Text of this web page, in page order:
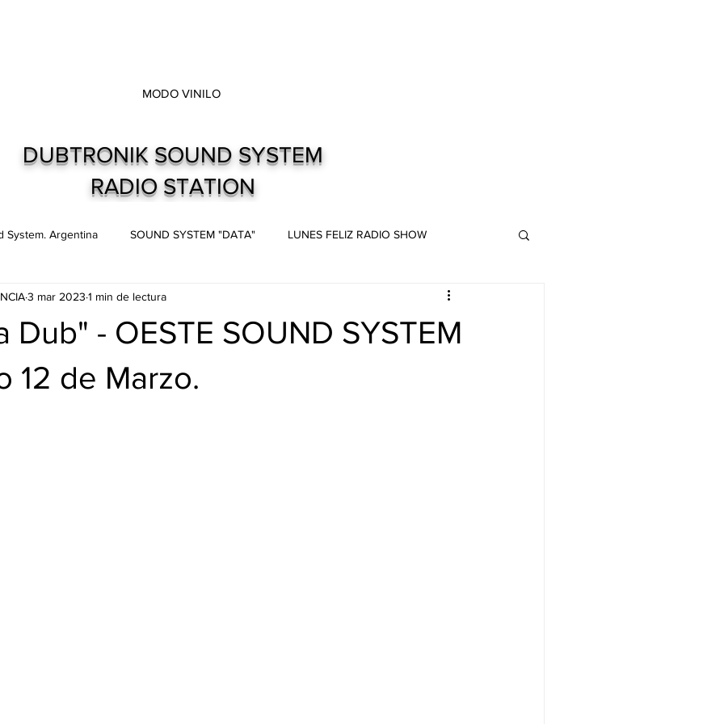
MODO VINILO
DUBTRONIK SOUND SYSTEM
RADIO STATION
System. Argentina SOUND SYSTEM "DATA" LUNES FELIZ RADIO SHOW
Live and direct. Shows. Recitales. "DUB MEETING LYRICS"
Dub" - OESTE SOUND SYSTEM
12 de Marzo.
3 mar 2023 1 min de lectura